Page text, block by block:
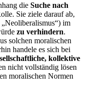
die Suche nach
Sie ziele darauf ab,
im
zu verhindern.
solchen moralischen
handele es sich bei
kollektive
nicht vollständig lösen
moralischen Normen